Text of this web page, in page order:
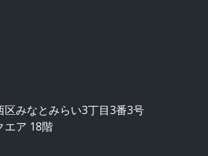
区みなとみらい3丁目3番3号
エア 18階